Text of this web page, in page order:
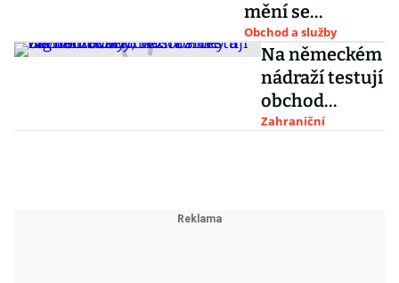
mění se
vlastníci,
obchodníci i
obsazení
kanceláří
Obchod a služby
Na německém
nádraží testují
obchod
budoucnosti:
Zahraniční